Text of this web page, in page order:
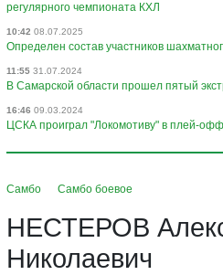
регулярного чемпионата КХЛ
10:42 08.07.2025
Определен состав участников
11:55 31.07.2024
В Самарской области прошел пятый
16:46 09.03.2024
ЦСКА проиграл "Локомотиву" в плей-
Самбо Самбо боевое
НЕСТЕРОВ
Николаевич